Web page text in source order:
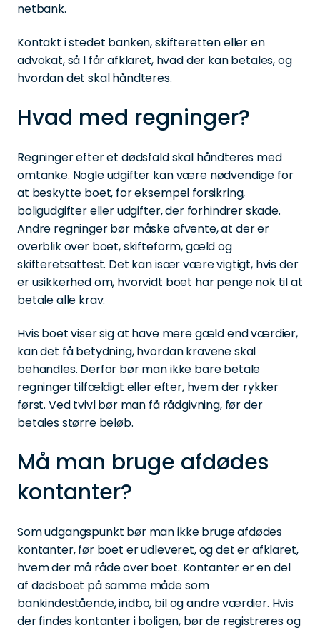
netbank.
Kontakt i stedet banken, skifteretten eller en
advokat, så I får afklaret, hvad der kan betales, og
hvordan det skal håndteres.
Hvad med regninger?
Regninger efter et dødsfald skal håndteres med
omtanke. Nogle udgifter kan være nødvendige for
at beskytte boet, for eksempel forsikring,
boligudgifter eller udgifter, der forhindrer skade.
Andre regninger bør måske afvente, at der er
overblik over boet, skifteform, gæld og
skifteretsattest. Det kan især være vigtigt, hvis der
er usikkerhed om, hvorvidt boet har penge nok til at
betale alle krav.
Hvis boet viser sig at have mere gæld end værdier,
kan det få betydning, hvordan kravene skal
behandles. Derfor bør man ikke bare betale
regninger tilfældigt eller efter, hvem der rykker
først. Ved tvivl bør man få rådgivning, før der
betales større beløb.
Må man bruge afdødes
kontanter?
Som udgangspunkt bør man ikke bruge afdødes
kontanter, før boet er udleveret, og det er afklaret,
hvem der må råde over boet. Kontanter er en del
af dødsboet på samme måde som
bankindestående, indbo, bil og andre værdier. Hvis
der findes kontanter i boligen, bør de registreres og